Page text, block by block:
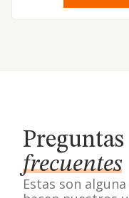
Preguntas
frecuentes
Estas son